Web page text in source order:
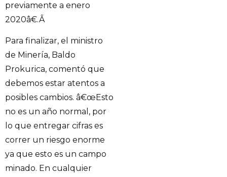
previamente a enero
2020â€.Â
Para finalizar, el ministro
de Minería, Baldo
Prokurica, comentó que
debemos estar atentos a
posibles cambios. â€œEsto
no es un año normal, por
lo que entregar cifras es
correr un riesgo enorme
ya que esto es un campo
minado. En cualquier